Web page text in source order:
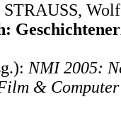
NMI 2005:
&